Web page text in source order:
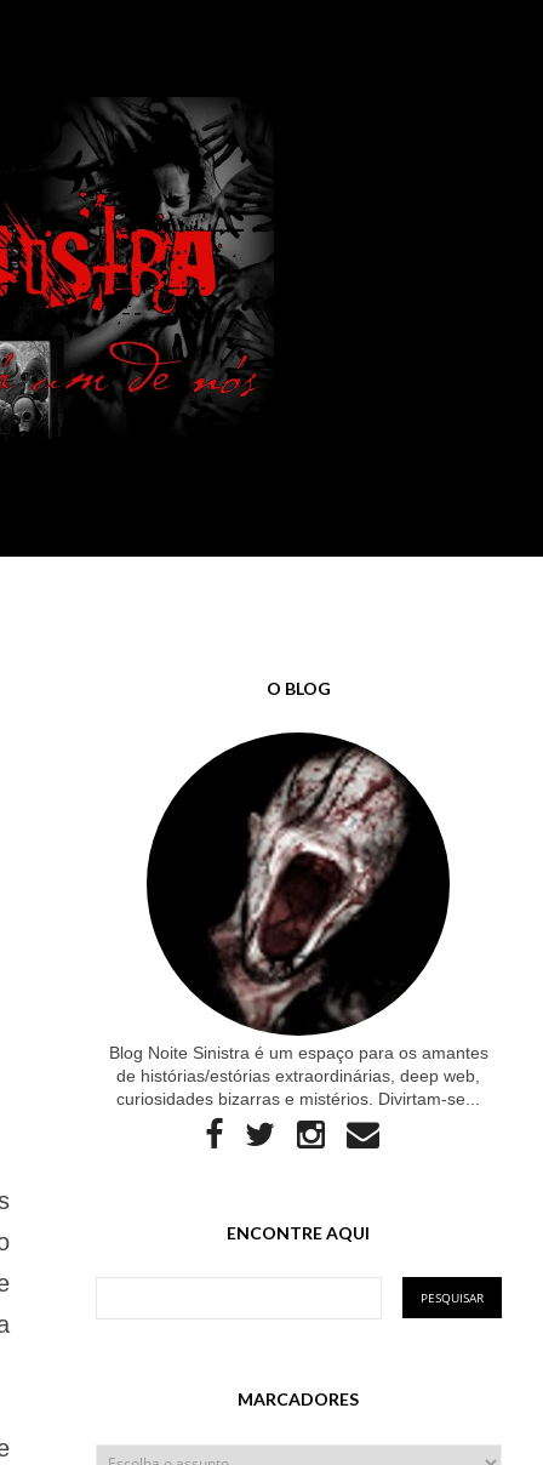
O BLOG
Blog Noite Sinistra é um espaço para os amantes
de histórias/estórias extraordinárias, deep web,
curiosidades bizarras e mistérios. Divirtam-se...
ENCONTRE AQUI
MARCADORES